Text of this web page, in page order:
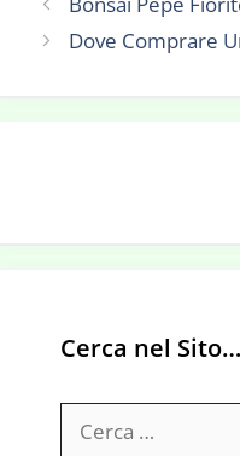
Dove Comprare
Cerca nel
per: